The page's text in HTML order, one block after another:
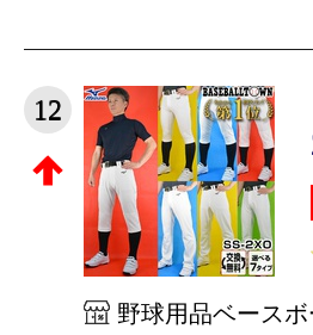
12
野球用品ベース